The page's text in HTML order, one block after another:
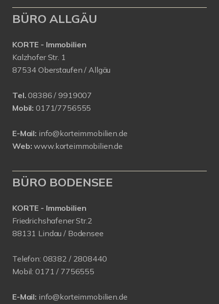
BÜRO ALLGÄU
KORTE - Immobilien
Kalzhofer Str. 1
87534 Oberstaufen / Allgäu
Tel. 08386 / 9919007
Mobil: 0171/7756555
E-Mail: info@korteimmobilien.de
Web: www.korteimmobilien.de
BÜRO BODENSEE
KORTE - Immobilien
Friedrichshafener Str.2
88131 Lindau / Bodensee
Telefon: 08382 / 2808440
Mobil: 0171 / 7756555
E-Mail: info@korteimmobilien.de